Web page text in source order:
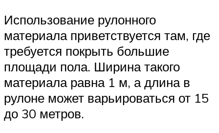
Использование рулонного
материала приветствуется там, где
требуется покрыть большие
площади пола. Ширина такого
материала равна 1 м, а длина в
рулоне может варьироваться от 15
до 30 метров.